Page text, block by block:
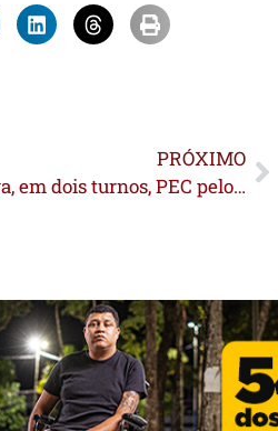
PRÓXIMO
Câmara aprova, em dois turnos, PEC pelo fim da escala 6×1; Texto segue para votação no Senado